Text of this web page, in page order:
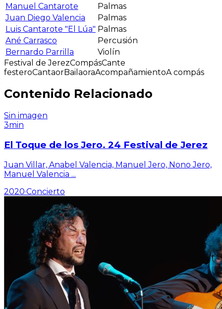
Manuel Cantarote
Palmas
Juan Diego Valencia
Palmas
Luis Cantarote "El Lúa" Palmas
Ané Carrasco
Percusión
Bernardo Parrilla
Violín
Festival de JerezCompásCante
festeroCantaorBailaoraAcompañamientoA compás
Contenido Relacionado
Sin imagen
3min
El Toque de los Jero. 24 Festival de Jerez
Juan Villar, Anabel Valencia, Manuel Jero, Nono Jero,
Manuel Valencia ...
2020·Concierto